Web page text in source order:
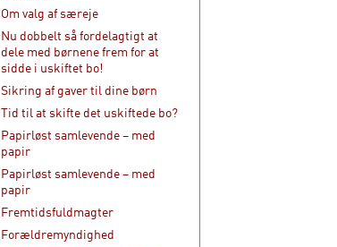
Om valg af særeje
Nu dobbelt så fordelagtigt at
dele med børnene frem for at
sidde i uskiftet bo!
Sikring af gaver til dine børn
Tid til at skifte det uskiftede bo?
Papirløst samlevende – med
papir
Papirløst samlevende – med
papir
Fremtidsfuldmagter
Forældremyndighed